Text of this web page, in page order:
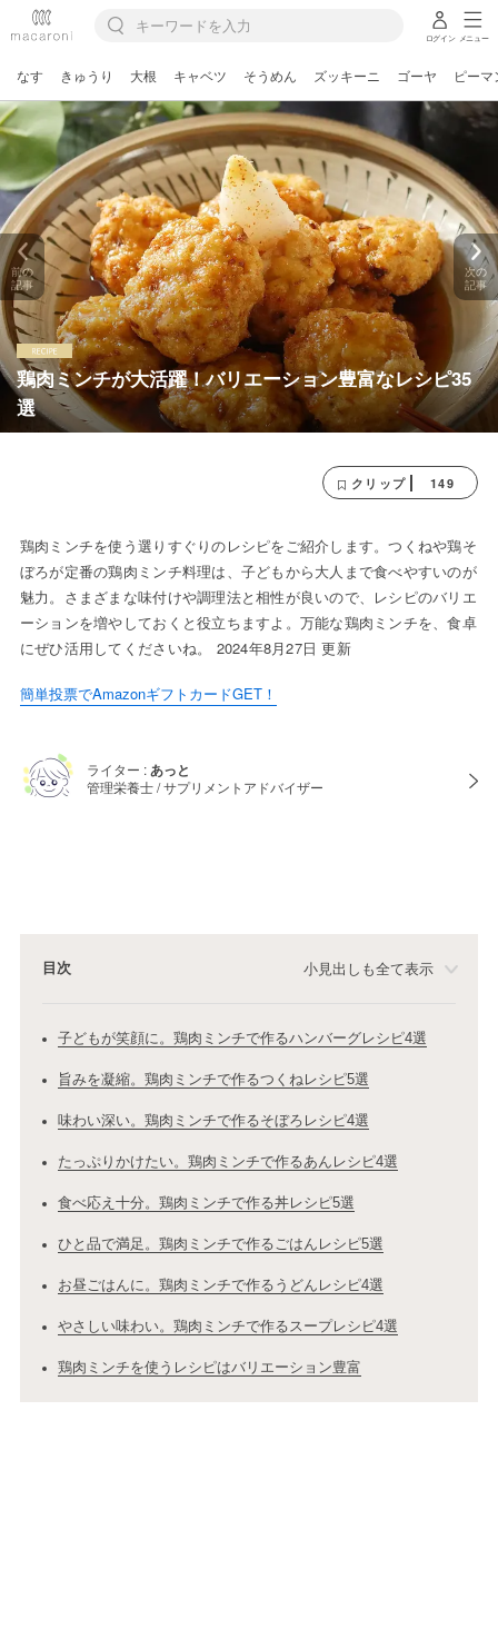
ログイン メニュー
なす きゅうり 大根 キャベツ そうめん ズッキーニ ゴーヤ ピーマ
鶏肉ミンチが大活躍！バリエーション豊富なレシピ35
選
前の
記事
次の
記事
クリップ 149
鶏肉ミンチを使う選りすぐりのレシピをご紹介します。つくねや鶏そ
ぼろが定番の鶏肉ミンチ料理は、子どもから大人まで食べやすいのが
魅力。さまざまな味付けや調理法と相性が良いので、レシピのバリエ
ーションを増やしておくと役立ちますよ。万能な鶏肉ミンチを、食卓
にぜひ活用してくださいね。 2024年8月27日 更新
簡単投票でAmazonギフトカードGET！
ライター :あっと
管理栄養士 / サプリメントアドバイザー
目次 小見出しも全て表示
子どもが笑顔に。鶏肉ミンチで作るハンバーグレシピ4選
旨みを凝縮。鶏肉ミンチで作るつくねレシピ5選
味わい深い。鶏肉ミンチで作るそぼろレシピ4選
たっぷりかけたい。鶏肉ミンチで作るあんレシピ4選
食べ応え十分。鶏肉ミンチで作る丼レシピ5選
ひと品で満足。鶏肉ミンチで作るごはんレシピ5選
お昼ごはんに。鶏肉ミンチで作るうどんレシピ4選
やさしい味わい。鶏肉ミンチで作るスープレシピ4選
鶏肉ミンチを使うレシピはバリエーション豊富